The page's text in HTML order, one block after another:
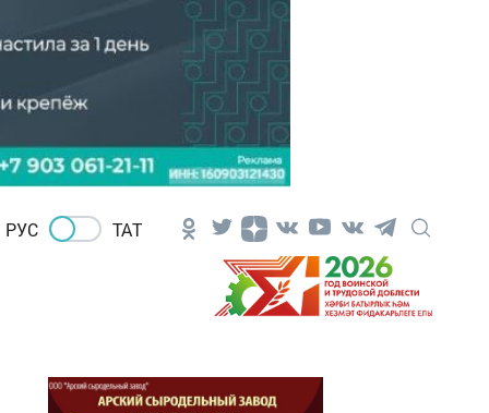
РУС ТАТ